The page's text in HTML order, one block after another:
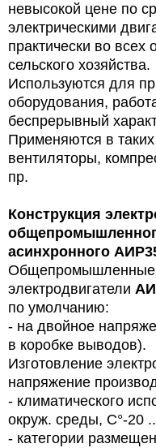
невысокой цене по
электрическими
практически во
сельского хозяйства.
Используются для
оборудования,
беспрерывный
Применяются в
вентиляторы,
пр.
Конструкция
асинхронного
Общепромышленные
электродвигатели
по умолчанию:
- на двойное
в коробке выводов).
Изготовление
напряжение
- климатического
окруж. среды, C°-20
- категории